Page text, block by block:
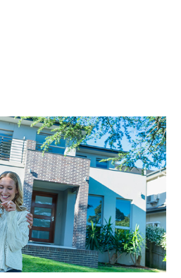
vast parkeerplaats. De
die met een
bevind zich hier de
o.a. uw fietsen kunt
ISOLATIE EN
Voorzien van zeer
van dubbele beglazing